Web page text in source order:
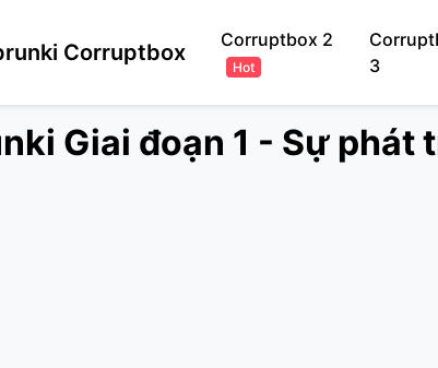
Corruptbox Corruptbox 2
Hot
3
Giai đoạn 1 - Sự phát